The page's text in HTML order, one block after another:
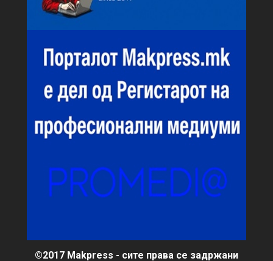
©2017 Makpress - сите права се задржани